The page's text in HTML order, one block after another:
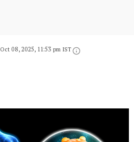
Oct 08, 2025, 11:53 pm IST